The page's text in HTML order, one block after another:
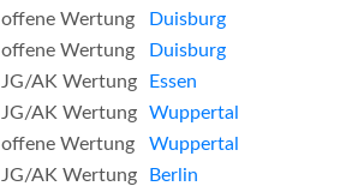
offene Wertung Duisburg
offene Wertung Duisburg
JG/AK Wertung Essen
JG/AK Wertung Wuppertal
offene Wertung Wuppertal
JG/AK Wertung Berlin